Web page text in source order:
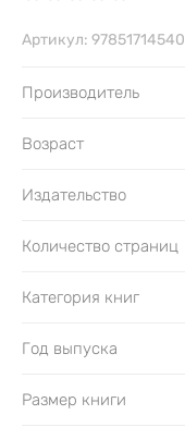
Артикул:
Производитель
Возраст
Издательство
Количество страниц
Категория книг
Год выпуска
Размер книги